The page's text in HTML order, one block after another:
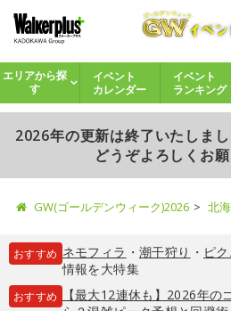
エリアから探
す
イベント
カレンダー
イベント
ランキング
2026年の更新は終了いたしま
どうぞよろしくお願
GW(ゴールデンウィーク)2026 北
おすすめ ネモフィラ ・ 潮干狩り ・ ピ
情報を大特集
おすすめ
【最大12連休も】2026年